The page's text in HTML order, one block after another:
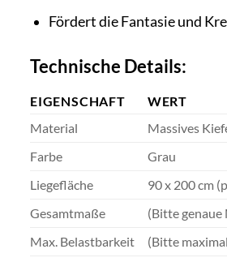
Fördert die Fantasie und
Technische Details:
EIGENSCHAFT
WERT
Material
Massives
Farbe
Grau
Liegefläche
90 x 200 cm
Gesamtmaße
(Bitte genaue
Max. Belastbarkeit
(Bitte